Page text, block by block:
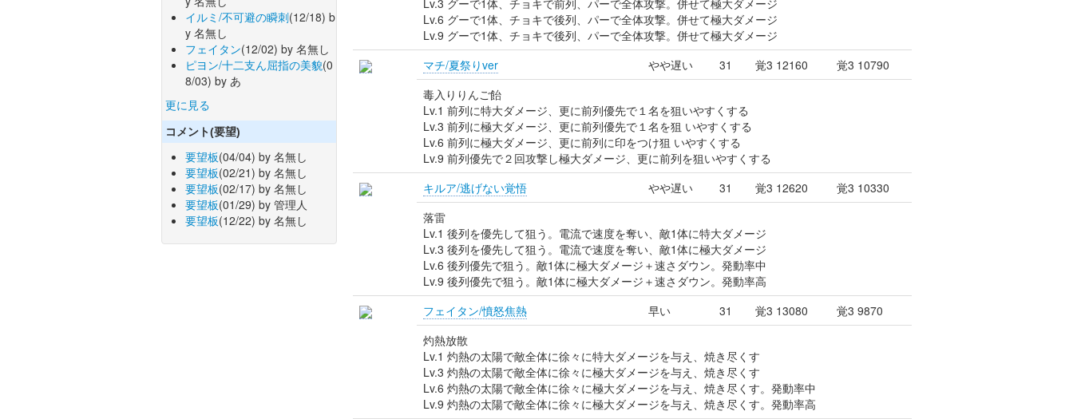
イルミ/不可避の瞬刺(12/18) b
y 名無し
フェイタン(12/02) by 名無し
ピヨン/十二支ん屈指の美貌(0
8/03) by あ
更に見る
コメント(要望)
要望板(04/04) by 名無し
要望板(02/21) by 名無し
要望板(02/17) by 名無し
要望板(01/29) by 管理人
要望板(12/22) by 名無し
Lv.3 グーで1体、チョキで前列、パーで全体攻撃。併せて極大ダメージ
Lv.6 グーで1体、チョキで後列、パーで全体攻撃。併せて極大ダメージ
Lv.9 グーで1体、チョキで後列、パーで全体攻撃。併せて極大ダメージ
マチ/夏祭りver
やや遅い 31 覚3 12160
覚3 10790
毒入りりんご飴
Lv.1 前列に特大ダメージ、更に前列優先で１名を狙いやすくする
Lv.3 前列に極大ダメージ、更に前列優先で１名を狙 いやすくする
Lv.6 前列に極大ダメージ、更に前列に印をつけ狙 いやすくする
Lv.9 前列優先で２回攻撃し極大ダメージ、更に前列を狙いやすくする
キルア/逃げない覚悟
やや遅い 31 覚3 12620
覚3 10330
落雷
Lv.1 後列を優先して狙う。電流で速度を奪い、敵1体に特大ダメージ
Lv.3 後列を優先して狙う。電流で速度を奪い、敵1体に極大ダメージ
Lv.6 後列優先で狙う。敵1体に極大ダメージ＋速さダウン。発動率中
Lv.9 後列優先で狙う。敵1体に極大ダメージ＋速さダウン。発動率高
フェイタン/憤怒焦熱
早い 31 覚3 13080
覚3 9870
灼熱放散
Lv.1 灼熱の太陽で敵全体に徐々に特大ダメージを与え、焼き尽くす
Lv.3 灼熱の太陽で敵全体に徐々に極大ダメージを与え、焼き尽くす
Lv.6 灼熱の太陽で敵全体に徐々に極大ダメージを与え、焼き尽くす。発動率中
Lv.9 灼熱の太陽で敵全体に徐々に極大ダメージを与え、焼き尽くす。発動率高